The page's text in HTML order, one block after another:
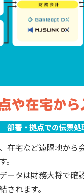
部署・拠点での伝票処
在宅など遠隔地から
。
ータは財務大将で確
されます。